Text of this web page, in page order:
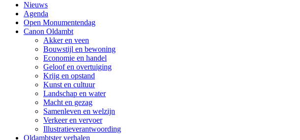
Nieuws
Agenda
Open Monumentendag
Canon Oldambt
Akker en veen
Bouwstijl en bewoning
Economie en handel
Geloof en overtuiging
Krijg en opstand
Kunst en cultuur
Landschap en water
Macht en gezag
Samenleven en welzijn
Verkeer en vervoer
Illustratieverantwoording
Oldambtster verhalen